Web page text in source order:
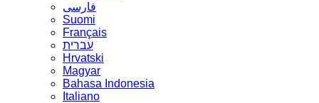
فارسی
Suomi
Français
עברית
Hrvatski
Magyar
Bahasa Indonesia
Italiano